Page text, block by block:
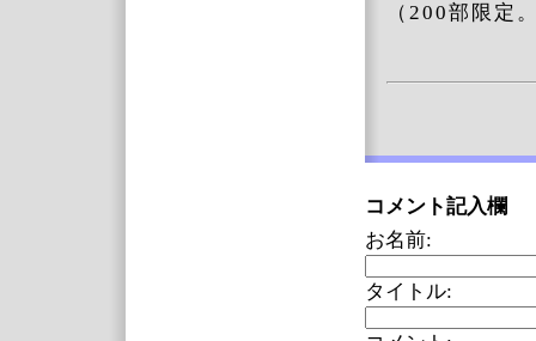
（200部限定
コメント記入欄
お名前:
タイトル: